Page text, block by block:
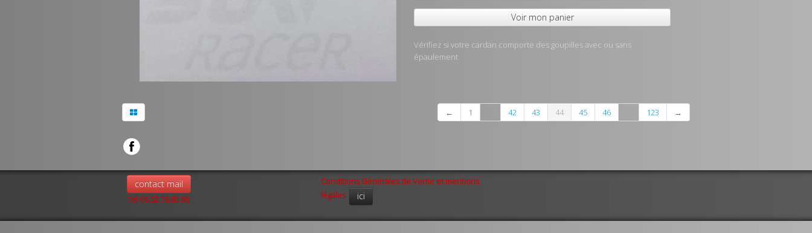
Voir mon panier
Vérifiez si votre cardan comporte des goupilles avec ou sans
épaulement
← 1 42 43 44 45 46 123 →
contact mail
Tel 06.52.76.85.86
Conditions Générales de Vente et mentions
légales
ici